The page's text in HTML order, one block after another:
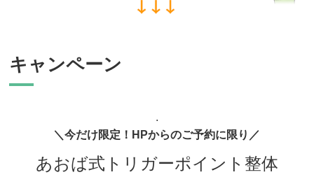
キャンペーン
.
＼今だけ限定！HPからのご予約に限り／
あおば式トリガーポイント整体